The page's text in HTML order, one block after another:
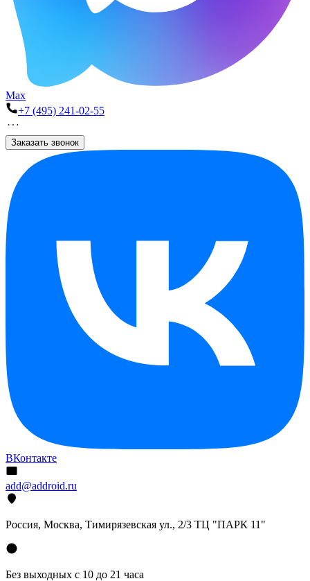
Max
+7 (495) 241-02-55
Заказать звонок
ВКонтакте
add@addroid.ru
Россия, Москва, Тимирязевская ул., 2/3 ТЦ "ПАРК 11"
Без выходных с 10 до 21 часа